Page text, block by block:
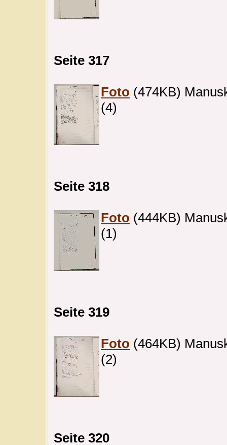
Seite 317
Foto (474KB)
(4)
Seite 318
Foto (444KB)
(1)
Seite 319
Foto (464KB)
(2)
Seite 320